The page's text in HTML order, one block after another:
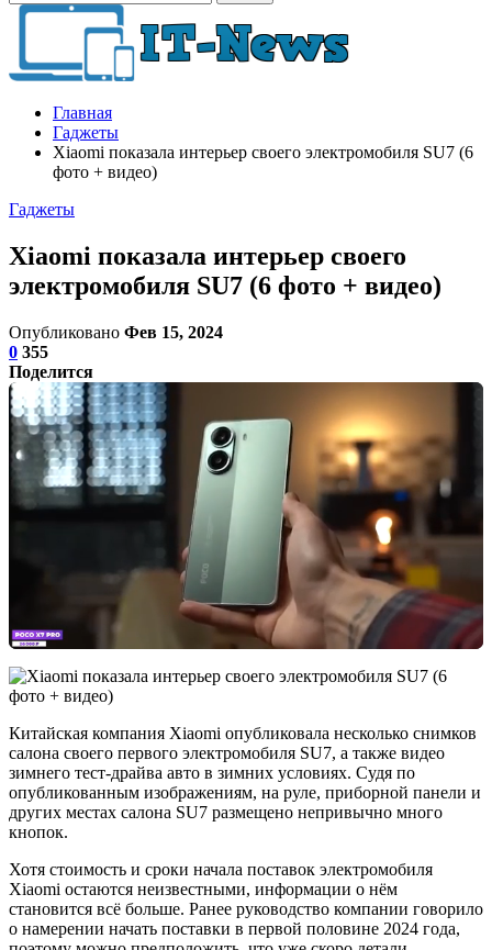
Главная
Гаджеты
Xiaomi показала интерьер своего электромобиля SU7 (6
фото + видео)
Гаджеты
Xiaomi показала интерьер своего
электромобиля SU7 (6 фото + видео)
Опубликовано Фев 15, 2024
0 355
Поделится
Китайская компания Xiaomi опубликовала несколько снимков
салона своего первого электромобиля SU7, а также видео
зимнего тест-драйва авто в зимних условиях. Судя по
опубликованным изображениям, на руле, приборной панели и
других местах салона SU7 размещено непривычно много
кнопок.
Хотя стоимость и сроки начала поставок электромобиля
Xiaomi остаются неизвестными, информации о нём
становится всё больше. Ранее руководство компании говорило
о намерении начать поставки в первой половине 2024 года,